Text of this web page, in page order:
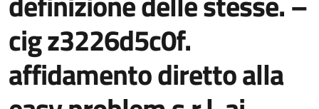
cig z3226d5c0f.
affidamento diretto alla